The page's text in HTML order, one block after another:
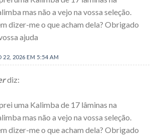
mas não a vejo na vossa seleção.
dizer-me o que acham dela? Obrigado
ajuda
22, 2026 EM 5:54 AM
diz:
uma Kalimba de 17 lâminas na
mas não a vejo na vossa seleção.
dizer-me o que acham dela? Obrigado